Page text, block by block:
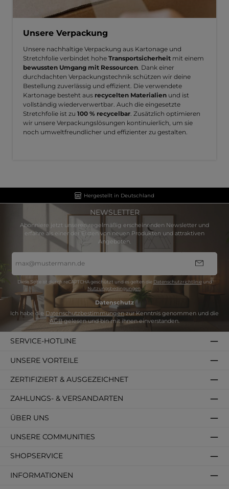
Unsere Verpackung
Unsere nachhaltige Verpackung aus Kartonage und
Stretchfolie verbindet hohe Transportsicherheit mit einem
bewussten Umgang mit Ressourcen . Dank einer
durchdachten Verpackungstechnik schützen wir deine
Bestellung zuverlässig und effizient. Die verwendete
Kartonage besteht aus recycelten Materialien und ist
vollständig wiederverwertbar. Auch die eingesetzte
Stretchfolie ist zu 100 % recycelbar . Zusätzlich optimieren
wir unsere Verpackungslösungen kontinuierlich, um sie
noch umweltfreundlicher und effizienter zu gestalten.
Hergestellt in Deutschland
NEWSLETTER
Abonniere jetzt unseren regelmäßig erscheinenden Newsletter und
erfahre als einer der Ersten von neuen Produkten und attraktiven
Angeboten.
Mail-
Adresse
Diese Seite ist durch reCAPTCHA geschützt und es gelten die Datenschutzrichtlinieund
Nutzungsbedingungen.
Datenschutz
Ich habe die Datenschutzbestimmungenzur Kenntnis genommen und die
AGBgelesen und bin mit ihnen einverstanden.
SERVICE-HOTLINE
SHOPSERVICE
INFORMATIONEN
ZAHLUNGS- & VERSANDARTEN
ÜBER UNS
ZERTIFIZIERT & AUSGEZEICHNET
UNSERE VORTEILE
UNSERE COMMUNITIES